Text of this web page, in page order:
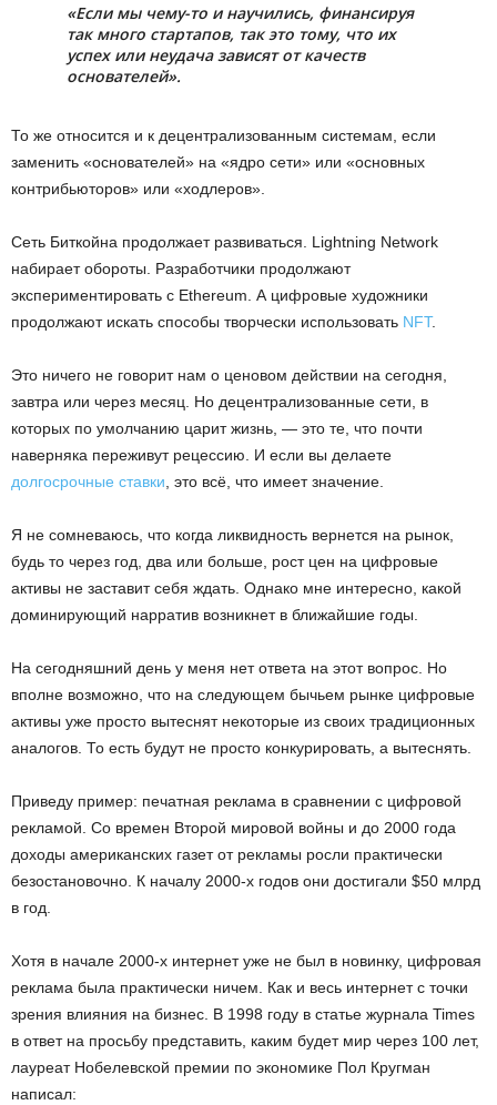
«Если мы чему-то и научились, финансируя
так много стартапов, так это тому, что их
успех или неудача зависят от качеств
основателей».
То же относится и к децентрализованным системам, если
заменить «основателей» на «ядро сети» или «основных
контрибьюторов» или «ходлеров».
Сеть Биткойна продолжает развиваться. Lightning Network
набирает обороты. Разработчики продолжают
экспериментировать с Ethereum. А цифровые художники
продолжают искать способы творчески использовать NFT.
Это ничего не говорит нам о ценовом действии на сегодня,
завтра или через месяц. Но децентрализованные сети, в
которых по умолчанию царит жизнь, — это те, что почти
наверняка переживут рецессию. И если вы делаете
долгосрочные ставки , это всё, что имеет значение.
Я не сомневаюсь, что когда ликвидность вернется на рынок,
будь то через год, два или больше, рост цен на цифровые
активы не заставит себя ждать. Однако мне интересно, какой
доминирующий нарратив возникнет в ближайшие годы.
На сегодняшний день у меня нет ответа на этот вопрос. Но
вполне возможно, что на следующем бычьем рынке цифровые
активы уже просто вытеснят некоторые из своих традиционных
аналогов. То есть будут не просто конкурировать, а вытеснять.
Приведу пример: печатная реклама в сравнении с цифровой
рекламой. Со времен Второй мировой войны и до 2000 года
доходы американских газет от рекламы росли практически
безостановочно. К началу 2000-х годов они достигали $50 млрд
в год.
Хотя в начале 2000-х интернет уже не был в новинку, цифровая
реклама была практически ничем. Как и весь интернет с точки
зрения влияния на бизнес. В 1998 году в статье журнала Times
в ответ на просьбу представить, каким будет мир через 100 лет,
лауреат Нобелевской премии по экономике Пол Кругман
написал: